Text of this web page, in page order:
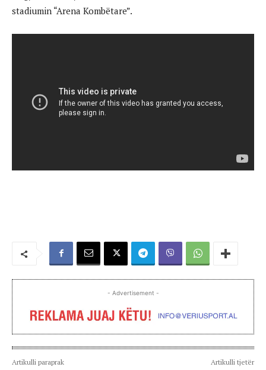
stadiumin “Arena Kombëtare”.
- Advertisement -
Artikulli paraprak Artikulli tjetër